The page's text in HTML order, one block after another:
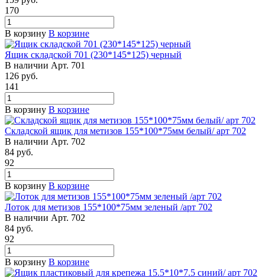
170
В корзину В корзине
Ящик складской 701 (230*145*125) черный
В наличии Арт. 701
126 руб.
141
В корзину В корзине
Складской ящик для метизов 155*100*75мм белый/ арт 702
В наличии Арт. 702
84 руб.
92
В корзину В корзине
Лоток для метизов 155*100*75мм зеленый /арт 702
В наличии Арт. 702
84 руб.
92
В корзину В корзине